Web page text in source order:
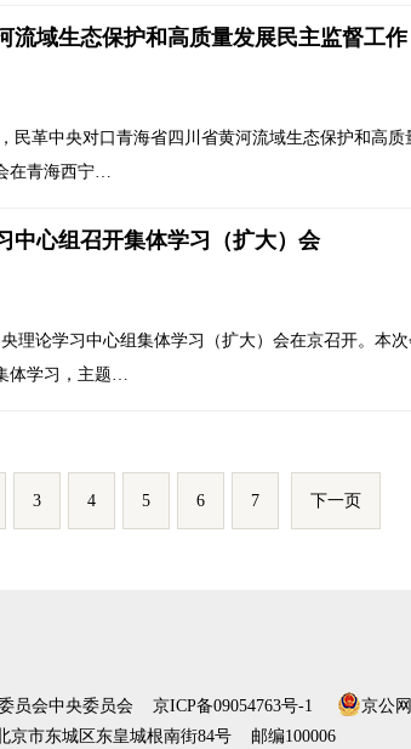
流域生态保护和高质量发展民主监督工作
民革中央对口青海省四川省黄河流域生态保护和高质
在青海西宁…
中心组召开集体学习（扩大）会
理论学习中心组集体学习（扩大）会在京召开。本
体学习，主题…
3 4 5 6 7 下一页
员会中央委员会 京ICP备09054763号-1
京公
京市东城区东皇城根南街84号 邮编100006